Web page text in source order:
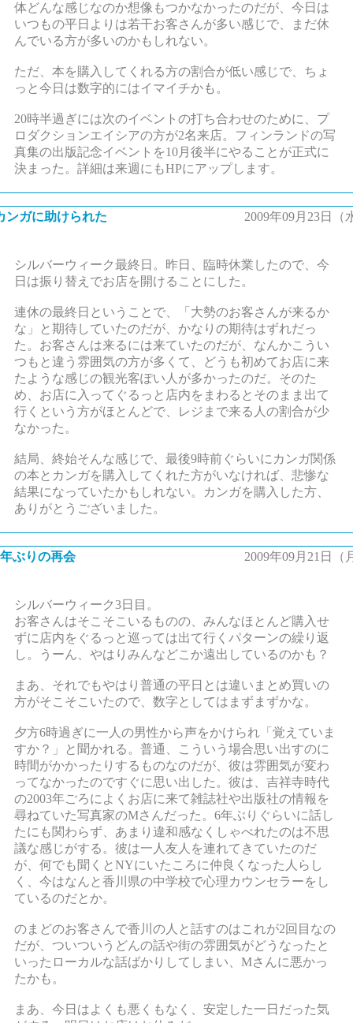
体どんな感じなのか想像もつかなかったのだが、今日は
いつもの平日よりは若干お客さんが多い感じで、まだ休
んでいる方が多いのかもしれない。
ただ、本を購入してくれる方の割合が低い感じで、ちょ
っと今日は数字的にはイマイチかも。
20時半過ぎには次のイベントの打ち合わせのために、プ
ロダクションエイシアの方が2名来店。フィンランドの写
真集の出版記念イベントを10月後半にやることが正式に
決まった。詳細は来週にもHPにアップします。
ンガに助けられた 2009年09月23日（
シルバーウィーク最終日。昨日、臨時休業したので、今
日は振り替えでお店を開けることにした。
連休の最終日ということで、「大勢のお客さんが来るか
な」と期待していたのだが、かなりの期待はずれだっ
た。お客さんは来るには来ていたのだが、なんかこうい
つもと違う雰囲気の方が多くて、どうも初めてお店に来
たような感じの観光客ぽい人が多かったのだ。そのた
め、お店に入ってぐるっと店内をまわるとそのまま出て
行くという方がほとんどで、レジまで来る人の割合が少
なかった。
結局、終始そんな感じで、最後9時前ぐらいにカンガ関係
の本とカンガを購入してくれた方がいなければ、悲惨な
結果になっていたかもしれない。カンガを購入した方、
ありがとうございました。
ぶりの再会 2009年09月21日（
シルバーウィーク3日目。
お客さんはそこそこいるものの、みんなほとんど購入せ
ずに店内をぐるっと巡っては出て行くパターンの繰り返
し。うーん、やはりみんなどこか遠出しているのかも？
まあ、それでもやはり普通の平日とは違いまとめ買いの
方がそこそこいたので、数字としてはまずまずかな。
夕方6時過ぎに一人の男性から声をかけられ「覚えていま
すか？」と聞かれる。普通、こういう場合思い出すのに
時間がかかったりするものなのだが、彼は雰囲気が変わ
ってなかったのですぐに思い出した。彼は、吉祥寺時代
の2003年ごろによくお店に来て雑誌社や出版社の情報を
尋ねていた写真家のMさんだった。6年ぶりぐらいに話し
たにも関わらず、あまり違和感なくしゃべれたのは不思
議な感じがする。彼は一人友人を連れてきていたのだ
が、何でも聞くとNYにいたころに仲良くなった人らし
く、今はなんと香川県の中学校で心理カウンセラーをし
ているのだとか。
のまどのお客さんで香川の人と話すのはこれが2回目なの
だが、ついついうどんの話や街の雰囲気がどうなったと
いったローカルな話ばかりしてしまい、Mさんに悪かっ
たかも。
まあ、今日はよくも悪くもなく、安定した一日だった気